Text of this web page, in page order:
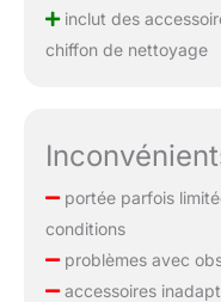
inclut des
chiffon de nettoyage
portée parfois
conditions
problèmes avec
accessoires